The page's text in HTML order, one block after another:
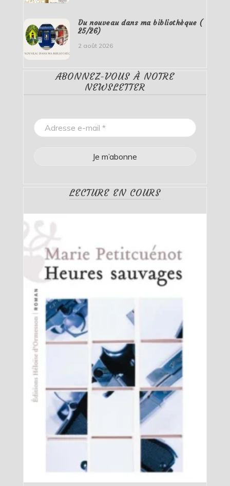
Du nouveau dans ma bibliothèque (
25/26)
2 août 2026
ABONNEZ-VOUS À NOTRE
NEWSLETTER
LECTURE EN COURS